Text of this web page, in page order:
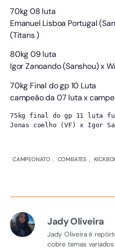
70kg 08 luta
Emanuel Lisboa Portugal
(Titans )
80kg 09 luta
Igor Zanoando (Sanshou) x
70kg Final do gp 10 Luta
campeão da 07 luta x
75kg final do gp 11 luta
Jonas coelho (VF) x Igor
CAMPEONATO , COMBATES ,
Jady Oliveira
Jady Oliveira é
cobre temas